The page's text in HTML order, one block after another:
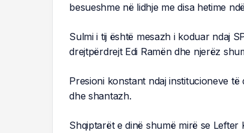
besueshme në lidhje me disa hetime
Sulmi i tij është mesazh i koduar ndaj
drejtpërdrejt Edi Ramën dhe njerëz
Presioni konstant ndaj institucioneve
dhe shantazh.
Shqiptarët e dinë shumë mirë se